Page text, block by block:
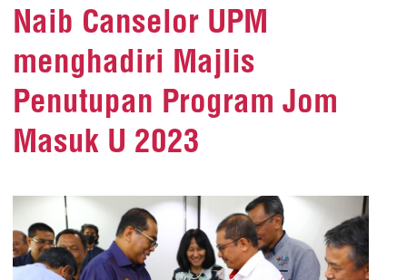
Naib Canselor UPM
menghadiri Majlis
Penutupan Program Jom
Masuk U 2023